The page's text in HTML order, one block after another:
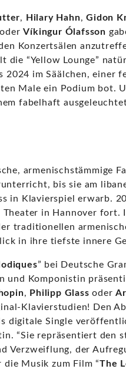
, Hilary Hahn,Gidon
oderVíkingur Ólafsson
Konzertsälen
die “Yellow Lounge”
2024 im Säälchen, einer
Male ein Podium bot.
fabelhaft
armenischstämmige
bis sie am
in Klavierspiel erwarb.
in Hannover fort.
traditionellen
in ihre tiefste innere
” bei Deutsche
und Komponistin
, Philipp Glass oder
Klavierstudien! Den
digitale Single
“Sie repräsentiert den
Verzweiflung, der
die Musik zum Film “The